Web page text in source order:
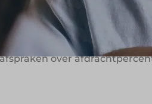
keuken met een
zodat de gerechten overal
en Thuisbezorgd.nl,
over